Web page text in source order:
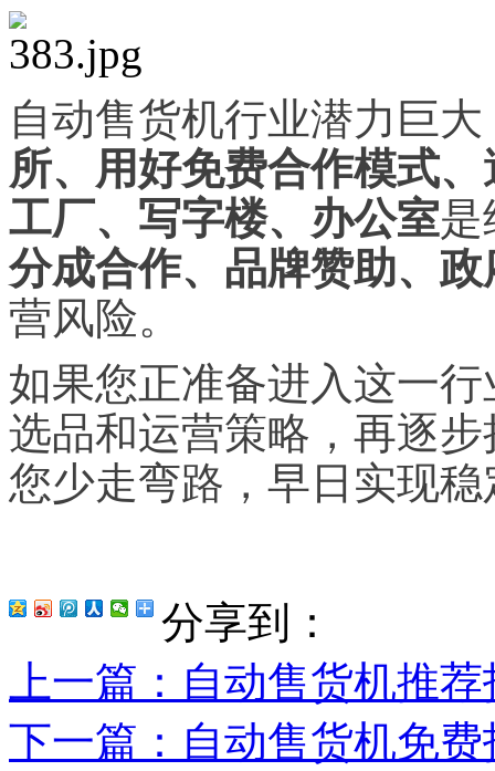
自动售货机行业潜力巨
所、用好免费合作模式
工厂、写字楼、办公室是
分成合作、品牌赞助、政
营风险。
如果您正准备进入这一
选品和运营策略，再逐
您少走弯路，早日实现
分享到：
上一篇 ：自动售货机推
下一篇 ：自动售货机免